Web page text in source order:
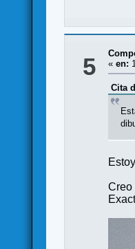
5
«en:
Cita
Creo